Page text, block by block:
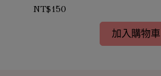
NT$150
加入購物車